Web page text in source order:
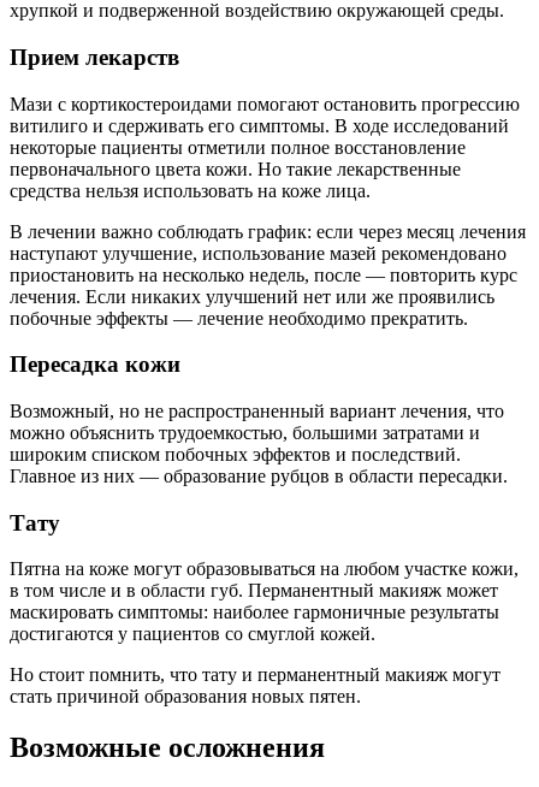
хрупкой и подверженной воздействию окружающей среды.
Прием лекарств
Мази с кортикостероидами помогают остановить прогрессию
витилиго и сдерживать его симптомы. В ходе исследований
некоторые пациенты отметили полное восстановление
первоначального цвета кожи. Но такие лекарственные
средства нельзя использовать на коже лица.
В лечении важно соблюдать график: если через месяц лечения
наступают улучшение, использование мазей рекомендовано
приостановить на несколько недель, после — повторить курс
лечения. Если никаких улучшений нет или же проявились
побочные эффекты — лечение необходимо прекратить.
Пересадка кожи
Возможный, но не распространенный вариант лечения, что
можно объяснить трудоемкостью, большими затратами и
широким списком побочных эффектов и последствий.
Главное из них — образование рубцов в области пересадки.
Тату
Пятна на коже могут образовываться на любом участке кожи,
в том числе и в области губ. Перманентный макияж может
маскировать симптомы: наиболее гармоничные результаты
достигаются у пациентов со смуглой кожей.
Но стоит помнить, что тату и перманентный макияж могут
стать причиной образования новых пятен.
Возможные осложнения